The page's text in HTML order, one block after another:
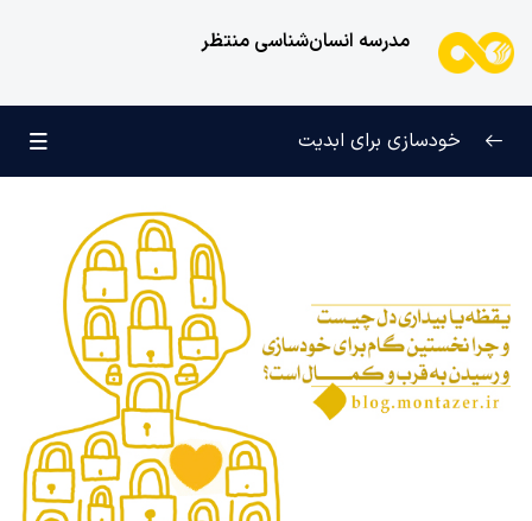
مدرسه انسان‌شناسی منتظر
0/10
یقظه یا بیداری دل چیست و چرا نخستین گام برای
خودسازی و رسیدن به قرب و کمال است؟
چگونه بیداری درونی و بصیرت انسان را از پوچی و رقابت
های دنیوی نجات می دهند؟
نقش بیداری قلب و یاد آخرت در شکل گیری تعادل درونی
خودسازی برای ابدیت